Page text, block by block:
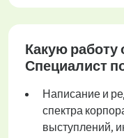
Какую
Специалист
Написание и
спектра
выступлений,